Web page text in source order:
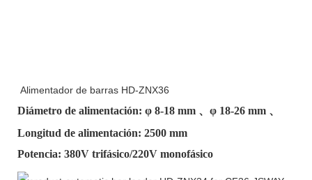
Alimentador de barras HD-ZNX36
Diámetro de alimentación: φ 8-18 mm 、φ 18-26 mm 、
Longitud de alimentación: 2500 mm
Potencia: 380V trifásico/220V monofásico